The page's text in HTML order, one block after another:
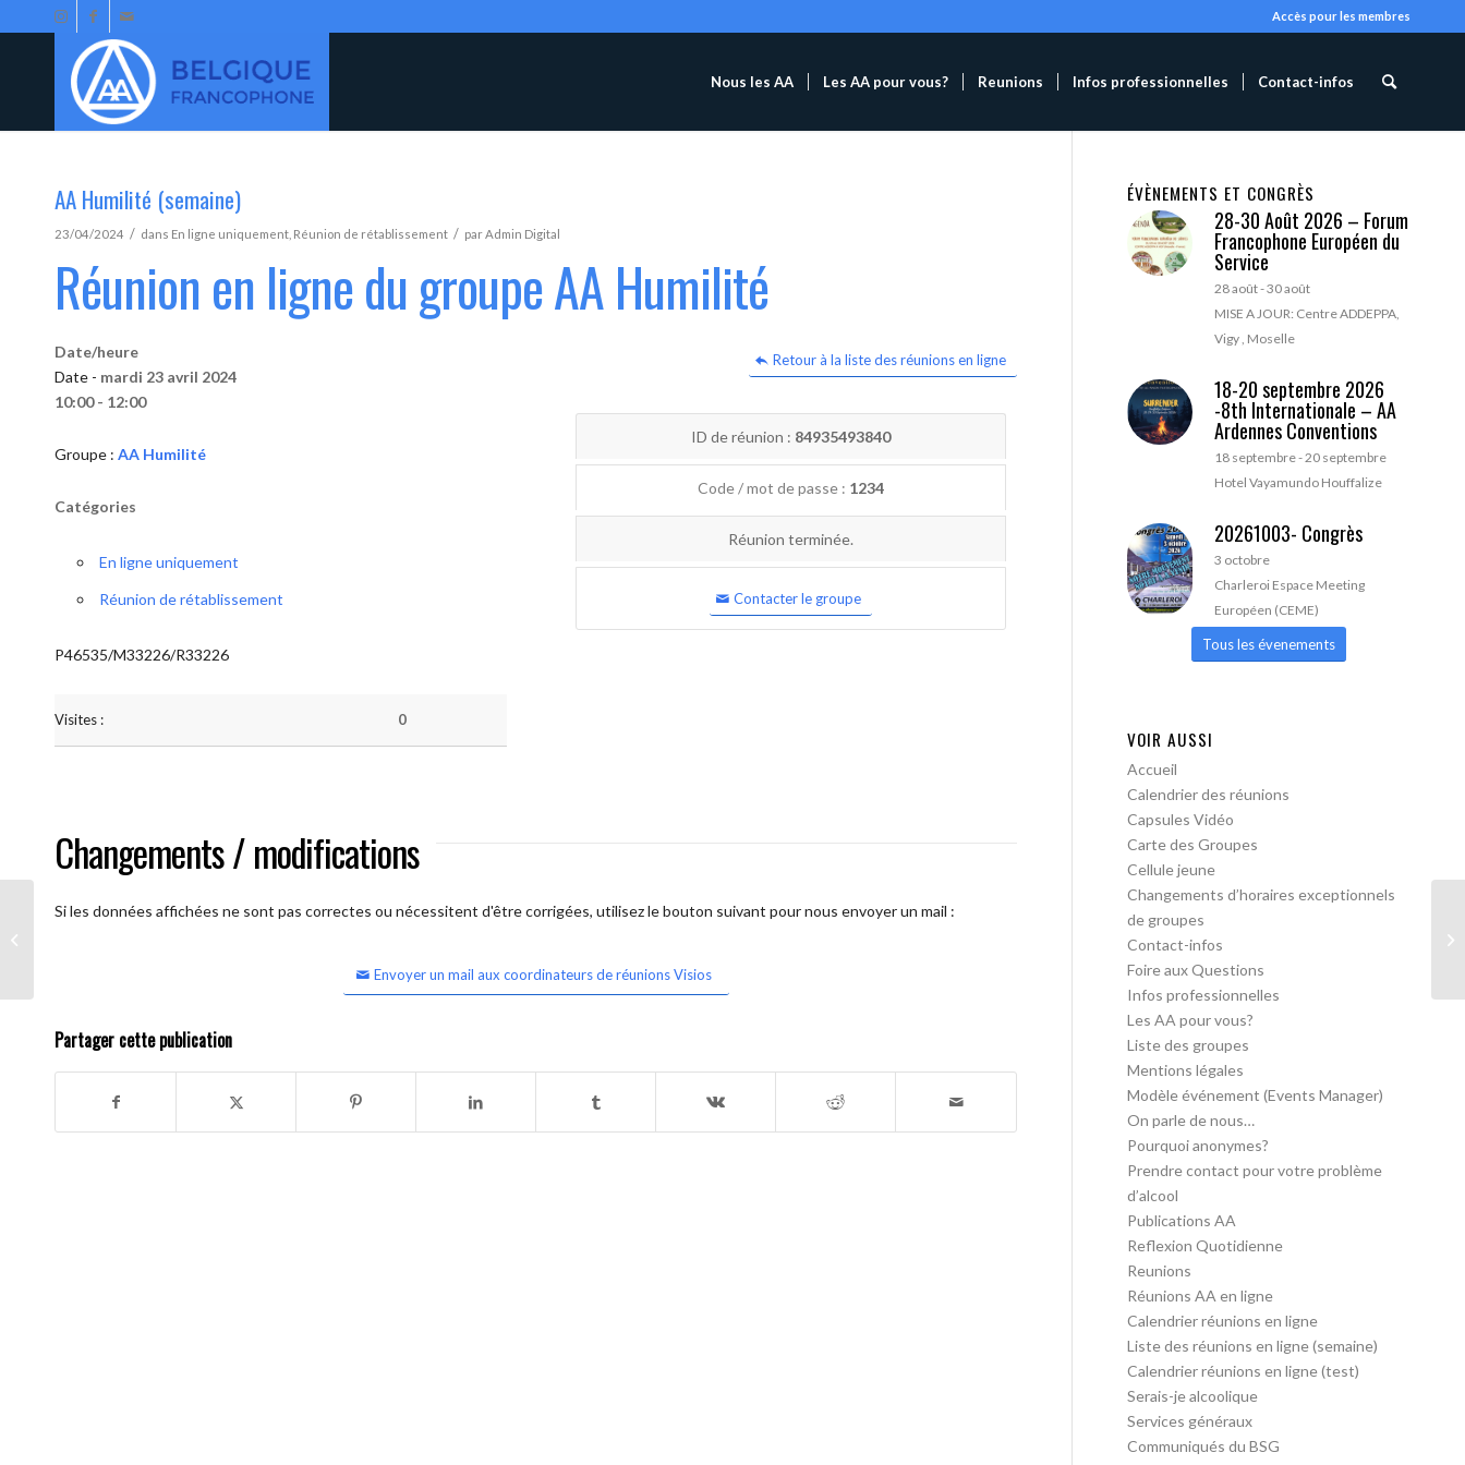
Accès pour les membres
Nous les AA Les AA pour vous? Reunions Infos professionnelles Contact-infos
AA Humilité (semaine)
23/04/2024 / dans En ligne uniquement Réunion de rétablissement / parAdmin Digital
Réunion en ligne du groupe AA Humilité
Retour à la liste des réunions en ligne
Date/heure
Date - mardi 23 avril 2024
10:00 - 12:00
Groupe : AA Humilité
Catégories
En ligne uniquement
Réunion de rétablissement
P46535/M33226/R33226
Visites : 0
ID de réunion : 84935493840
Code / mot de passe : 1234
Réunion terminée.
Contacter le groupe
Changements / modifications
Si les données affichées ne sont pas correctes ou nécessitent d'être corrigées, utilisez le bouton suivant pour nous envoyer un mail :
Envoyer un mail aux coordinateurs de réunions Visios
Partager cette publication
ÉVÈNEMENTS ET CONGRÈS
28-30 Août 2026 – Forum
Francophone Européen du
Service
28 août-30 août
MISE A JOUR: Centre ADDEPPA,
Vigy , Moselle
18-20 septembre 2026
-8th Internationale – AA
Ardennes Conventions
18 septembre-20 septembre
Hotel Vayamundo Houffalize
20261003- Congrès
3 octobre
Charleroi Espace Meeting
Européen (CEME)
Tous les évenements
VOIR AUSSI
Accueil
Calendrier des réunions
Capsules Vidéo
Carte des Groupes
Cellule jeune
Changements d’horaires exceptionnels
de groupes
Contact-infos
Foire aux Questions
Infos professionnelles
Les AA pour vous?
Liste des groupes
Mentions légales
Modèle événement (Events Manager)
On parle de nous…
Pourquoi anonymes?
Prendre contact pour votre problème
d’alcool
Publications AA
Reflexion Quotidienne
Reunions
Réunions AA en ligne
Calendrier réunions en ligne
Liste des réunions en ligne (semaine)
Calendrier réunions en ligne (test)
Serais-je alcoolique
Services généraux
Communiqués du BSG